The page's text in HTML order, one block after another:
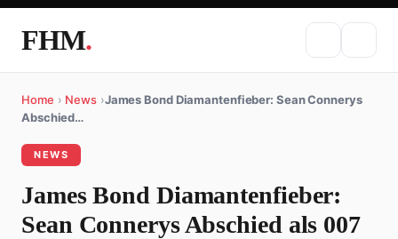
FHM.
Home › News ›James Bond Diamantenfieber: Sean Connerys
Abschied…
NEWS
James Bond Diamantenfieber:
Sean Connerys Abschied als 007